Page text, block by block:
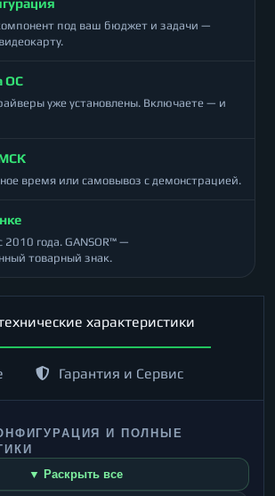
под ваш бюджет и задачи —
ОС
уже установлены. Включаете — и
время или самовывоз с демонстрацией.
года. GANSOR™ —
товарный знак.
характеристики
Гарантия и Сервис
И ПОЛНЫЕ
▼ Раскрыть все